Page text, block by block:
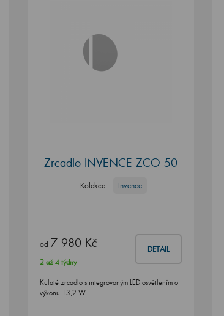
Zrcadlo INVENCE ZCO 50
Kolekce Invence
od 7 980 Kč DETAIL
2 až 4 týdny
Kulaté zrcadlo s integrovaným LED osvětlením o
výkonu 13,2 W